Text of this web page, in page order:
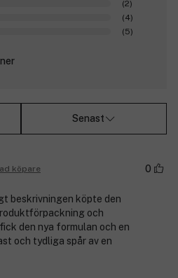
(2)
(4)
(5)
Senast
köpare 0
beskrivningen köpte den
och
den nya formulan och en
och tydliga spår av en